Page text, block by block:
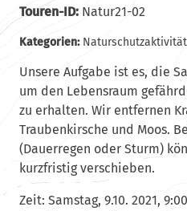
Touren-ID:Natur21-02
Kategorien:
Unsere Aufgabe ist es, die
um den Lebensraum
zu erhalten. Wir entfernen
Traubenkirsche und Moos.
(Dauerregen oder Sturm)
kurzfristig verschieben.
Zeit: Samstag, 9.10. 2021,